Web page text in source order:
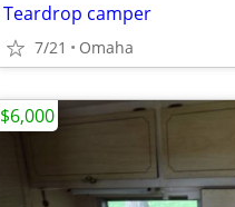
Teardrop camper
7/21 Omaha
$6,000